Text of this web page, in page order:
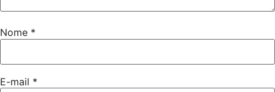
Nome *
E-mail *